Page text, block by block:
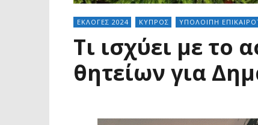
ΕΚΛΟΓΕΣ 2024 ΚΥΠΡΟΣ ΥΠΟΛΟΙΠΗ
Τι ισχύει με το
θητείων για